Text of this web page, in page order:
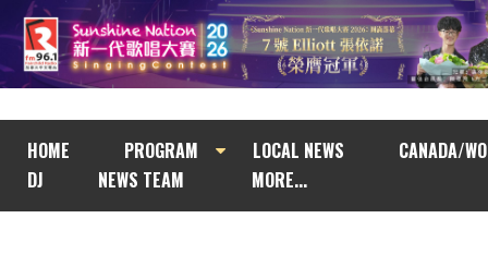
HOME PROGRAM LOCAL NEWS
CANADA/
DJ
NEWS TEAM MORE...